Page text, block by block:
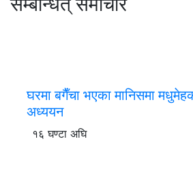
घरमा बगैँचा भएका मानिसमा
अध्ययन
१६ घण्टा अघि